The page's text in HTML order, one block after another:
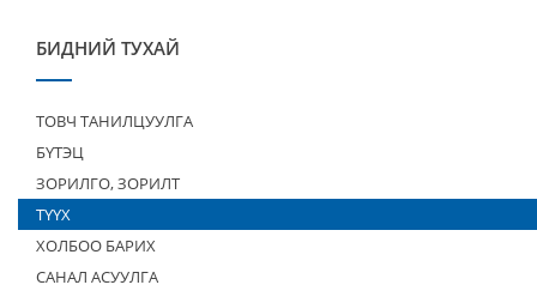
БИДНИЙ ТУХАЙ
ТОВЧ ТАНИЛЦУУЛГА
БҮТЭЦ
ЗОРИЛГО, ЗОРИЛТ
ТҮҮХ
ХОЛБОО БАРИХ
САНАЛ АСУУЛГА